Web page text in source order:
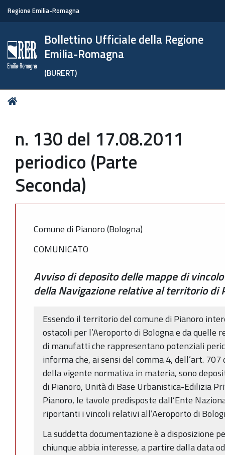
Regione Emilia-Romagna
Bollettino Ufficiale della Regione
Emilia-Romagna
(BURERT)
Tu
n. 130 del 17.08.2011
periodico (Parte
Seconda)
Comune di Pianoro (Bologna)
COMUNICATO
Avviso di deposito delle mappe di
della Navigazione relative al territorio di
Essendo il territorio del comune di Pianoro
ostacoli per l’Aeroporto di Bologna e da
di manufatti che rappresentano potenziali
informa che, ai sensi del comma 4, dell’art.
della vigente normativa in materia, sono
di Pianoro, Unità di Base Urbanistica-Edilizia
Pianoro, le tavole predisposte dall’Ente
riportanti i vincoli relativi all’Aeroporto di
La suddetta documentazione è a disposizione
chiunque abbia interesse, a partire dalla data